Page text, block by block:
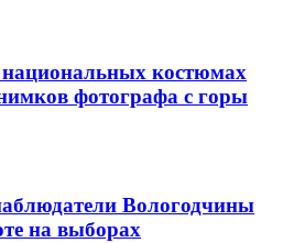
костюмах
фотографа с горы
Вологодчины
на выборах